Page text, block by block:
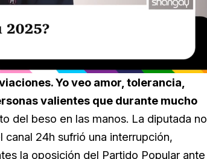
Yo veo amor, tolerancia,
valientes que durante mucho
del beso en las manos. La diputada no
24h sufrió una interrupción,
la oposición del Partido Popular ante